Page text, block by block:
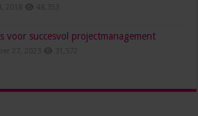
voor succesvol projectmanagement